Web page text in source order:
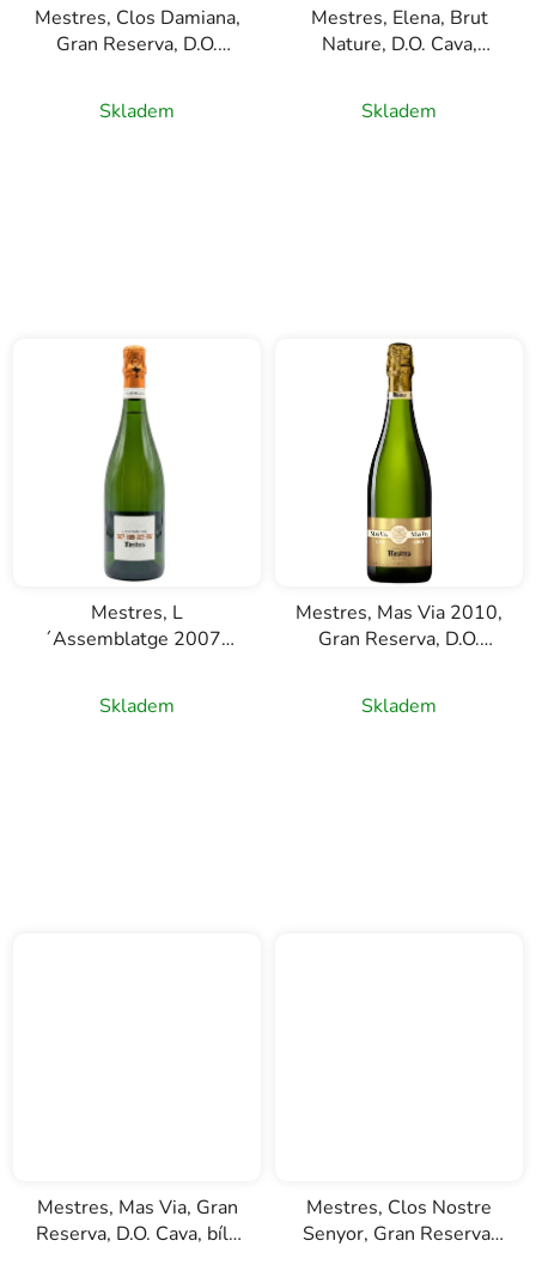
Mestres, Clos Damiana,
Gran Reserva, D.O.
0,75l
Skladem
Mestres, Elena, Brut
Nature, D.O. Cava,
0,75l
Skladem
Mestres, L
´Assemblatge 2007-
Gran Reserva, D.O.
Cava, bílé šumivé víno,
Skladem
Mestres, Mas Via 2010,
Gran Reserva, D.O.
1,5l
Skladem
Mestres, Mas Via, Gran
Reserva, D.O. Cava, bílé
Mestres, Clos Nostre
Senyor, Gran Reserva,